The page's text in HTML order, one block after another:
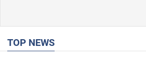
TOP NEWS